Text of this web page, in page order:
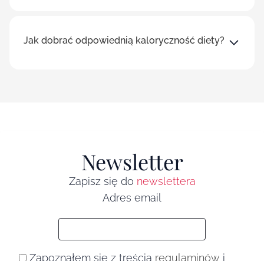
Jak dobrać odpowiednią kaloryczność diety?
Newsletter
Zapisz się do newslettera
Adres email
Zapoznałem się z treścią regulaminów i